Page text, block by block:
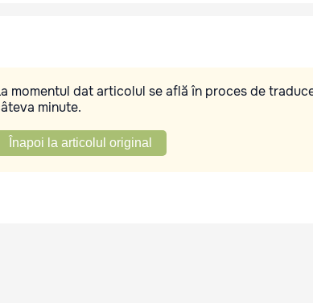
momentul dat articolul se află în proces de
minute.
Înapoi la articolul original